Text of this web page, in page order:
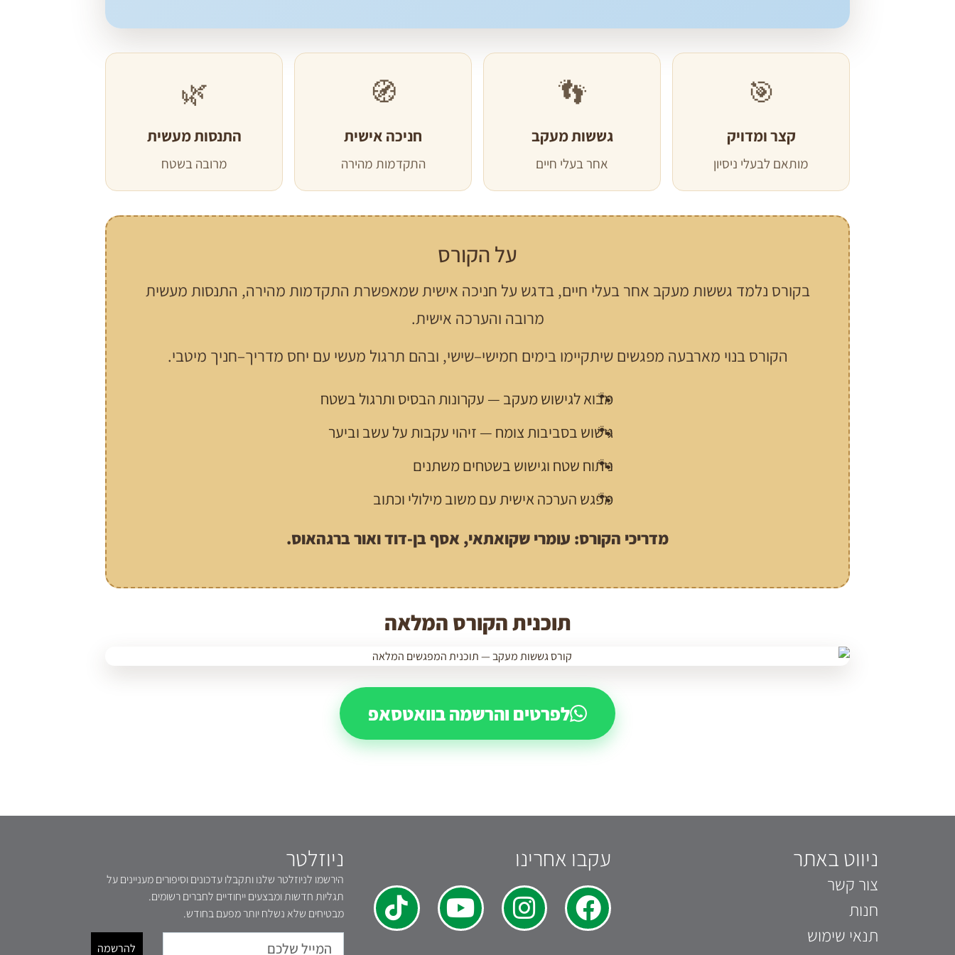
🎯
קצר ומדויק
מותאם לבעלי ניסיון
👣
גששות מעקב
אחר בעלי חיים
🧭
חניכה אישית
התקדמות מהירה
🌿
התנסות מעשית
מרובה בשטח
על הקורס
בקורס נלמד גששות מעקב אחר בעלי חיים, בדגש על חניכה אישית שמאפשרת התקדמות מהירה, התנסות מעשית
מרובה והערכה אישית.
הקורס בנוי מארבעה מפגשים שיתקיימו בימים חמישי–שישי, ובהם תרגול מעשי עם יחס מדריך–חניך מיטבי.
מבוא לגישוש מעקב — עקרונות הבסיס ותרגול בשטח
גישוש בסביבות צומח — זיהוי עקבות על עשב וביער
ניתוח שטח וגישוש בשטחים משתנים
מפגש הערכה אישית עם משוב מילולי וכתוב
מדריכי הקורס: עומרי שקואתאי, אסף בן-דוד ואור ברגהאוס.
תוכנית הקורס המלאה
לפרטים והרשמה בוואטסאפ
ניווט באתר
צור קשר
חנות
תנאי שימוש
עקבו אחרינו ניוזלטר
הירשמו לניוזלטר שלנו ותקבלו עדכונים וסיפורים מעניינים על
תגליות חדשות ומבצעים ייחודיים לחברים רשומים.
מבטיחים שלא נשלח יותר מפעם בחודש.
להרשמה